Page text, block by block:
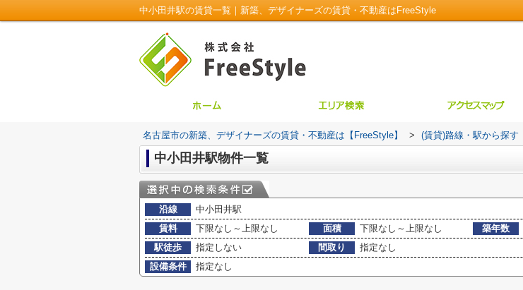
中小田井駅の賃貸一覧｜新築、デザイナーズの賃貸・不動産はFreeStyle
名古屋市の新築、デザイナーズの賃貸・不動産は【FreeStyle】 > (賃貸)路線・駅から探す
中小田井駅物件一覧
沿線
中小田井駅
賃料
下限なし～上限なし 面積 下限なし～上限なし 築年数
駅徒歩
指定しない 間取り
指定なし
設備条件
指定なし